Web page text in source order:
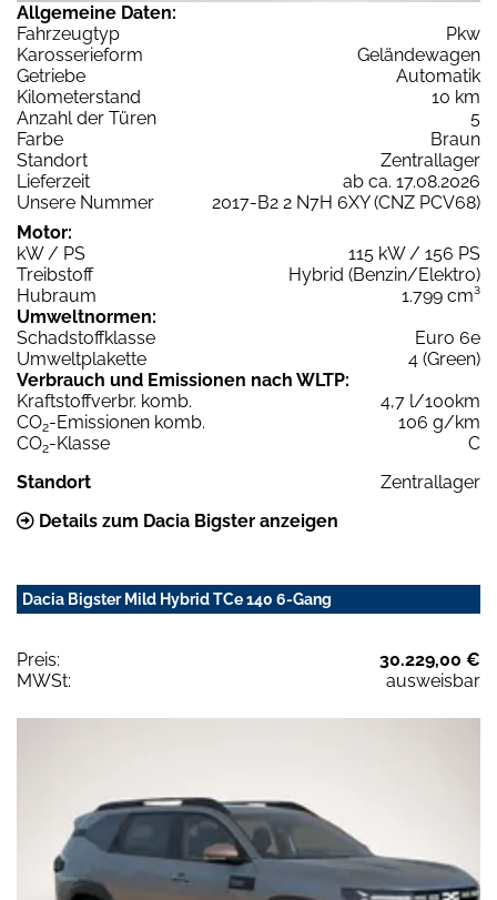
Allgemeine Daten:
Fahrzeugtyp
Pkw
Karosserieform
Geländewagen
Getriebe
Automatik
Kilometerstand
10 km
Anzahl der Türen
5
Farbe
Braun
Standort
Zentrallager
Lieferzeit
ab ca. 17.08.2026
Unsere Nummer
2017-B2 2 N7H 6XY (CNZ PCV68)
Motor:
kW / PS
115 kW / 156 PS
Treibstoff
Hybrid (Benzin/Elektro)
Hubraum
1.799 cm³
Umweltnormen:
Schadstoffklasse
Euro 6e
Umweltplakette
4 (Green)
Verbrauch und Emissionen nach WLTP:
Kraftstoffverbr. komb.
4,7 l/100km
CO2-Emissionen komb.
106 g/km
CO2-Klasse
C
Standort
Zentrallager
Details zum Dacia Bigster anzeigen
Dacia Bigster Mild Hybrid TCe 140 6-Gang
Preis:
30.229,00 €
MWSt:
ausweisbar